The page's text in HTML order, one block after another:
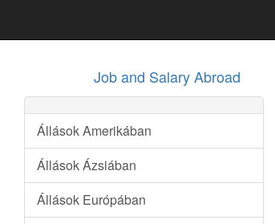
Job and Salary Abroad
Állások Amerikában
Állások Ázsiában
Állások Európában